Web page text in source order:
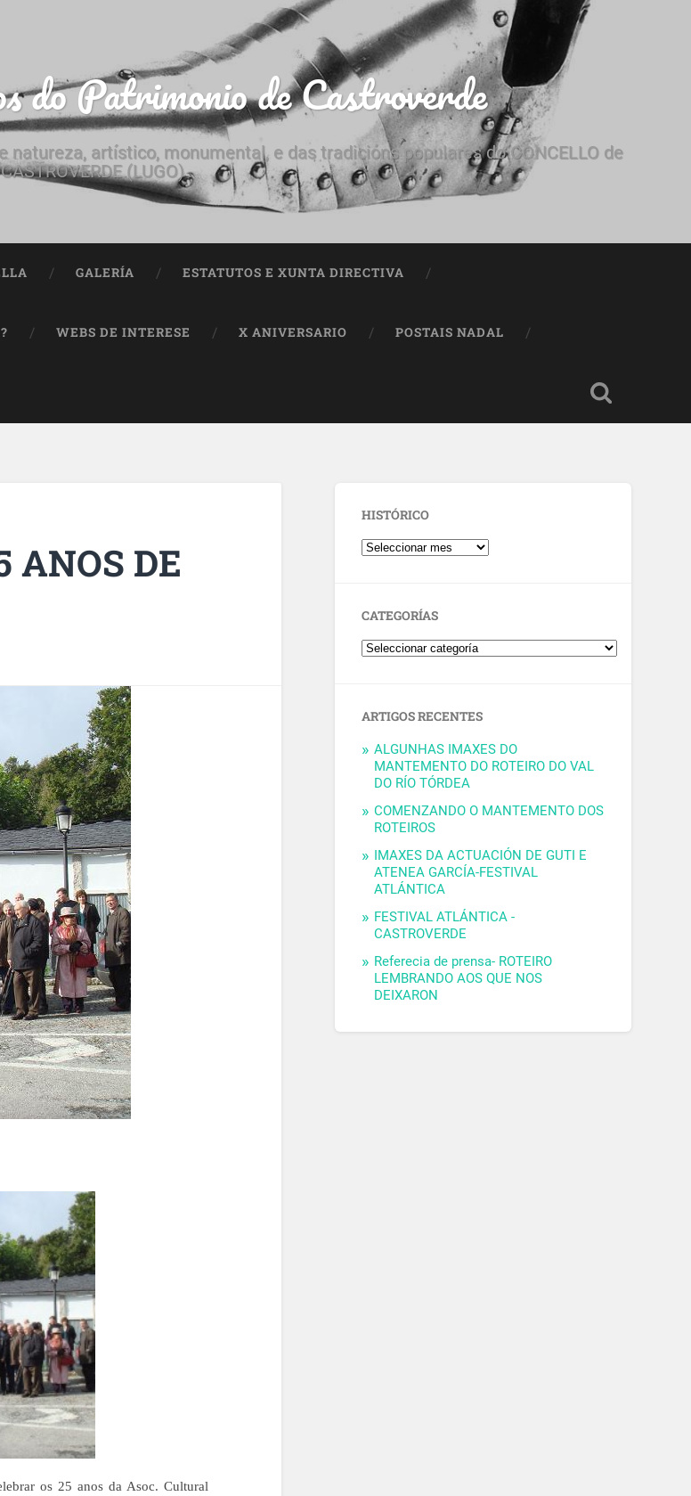
do Patrimonio de Castroverde
artístico, monumental, e das tradicións populares do CONCELLO de
CASTROVERDE (LUGO)
GALERÍA ESTATUTOS E XUNTA DIRECTIVA
WEBS DE INTERESE X ANIVERSARIO POSTAIS NADAL
ANOS DE
os 25 anos da Asoc. Cultural
HISTÓRICO
CATEGORÍAS
ARTIGOS RECENTES
ALGUNHAS IMAXES DO
MANTEMENTO DO ROTEIRO DO VAL
DO RÍO TÓRDEA
COMENZANDO O MANTEMENTO DOS
ROTEIROS
IMAXES DA ACTUACIÓN DE GUTI E
ATENEA GARCÍA-FESTIVAL
ATLÁNTICA
FESTIVAL ATLÁNTICA -
CASTROVERDE
Referecia de prensa- ROTEIRO
LEMBRANDO AOS QUE NOS
DEIXARON